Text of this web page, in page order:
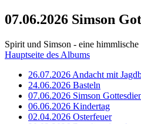
07.06.2026 Simson
Spirit und Simson - eine
Hauptseite des Albums
26.07.2026 Andacht mit
24.06.2026 Basteln
07.06.2026 Simson
06.06.2026 Kindertag
02.04.2026 Osterfeuer